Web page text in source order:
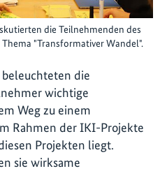
die Teilnehmenden des
"Transformativer Wandel".
die
wichtige
Weg zu einem
Rahmen der IKI-Projekte
Projekten liegt.
sie wirksame